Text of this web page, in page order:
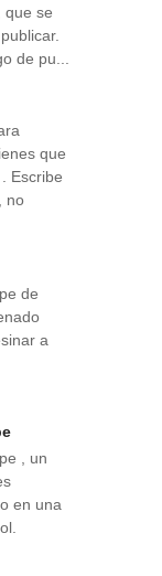
que se
de pu...
que
Escribe
no
de
a
, un
en una